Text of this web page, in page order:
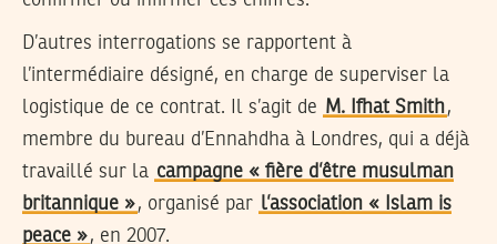
D’autres interrogations se rapportent à
l’intermédiaire désigné, en charge de superviser la
logistique de ce contrat. Il s’agit de M. Ifhat Smith,
membre du bureau d’Ennahdha à Londres, qui a déjà
travaillé sur la campagne « fière d’être musulman
britannique », organisé par l’association « Islam is
peace », en 2007.